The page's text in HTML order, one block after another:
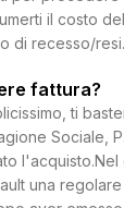
il costo
di recesso/resi.
fattura?
ti
Sociale,
una